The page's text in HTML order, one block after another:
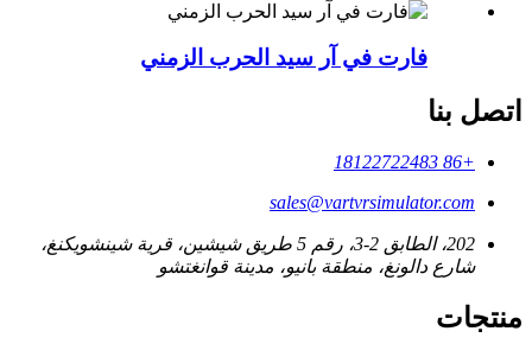
فارت في آر سيد الحرب الزمني
اتصل بنا
+86 18122722483
sales@vartvrsimulator.com
202، الطابق 2-3، رقم 5 طريق شيشين، قرية شينشويكنغ،
شارع دالونغ، منطقة بانيو، مدينة قوانغتشو
منتجات